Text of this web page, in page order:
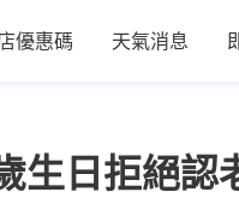
優惠碼 天氣消息
生日拒絕